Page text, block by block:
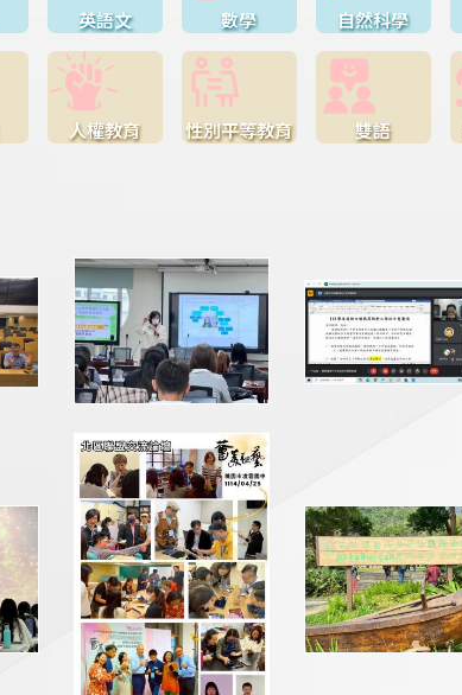
英語文 數學 自然科學
人權教育 性別平等教育 雙語